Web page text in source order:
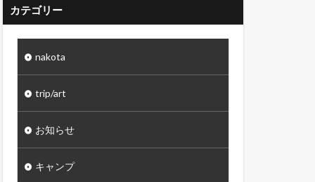
カテゴリー
nakota
trip/art
お知らせ
キャンプ